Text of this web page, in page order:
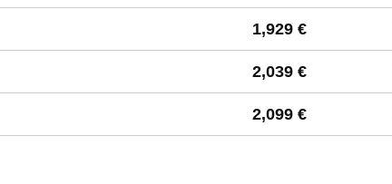
1,929 €
2,039 €
2,099 €